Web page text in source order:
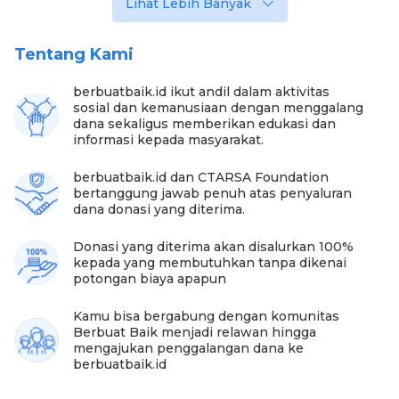
Starlink (internet satelit), printer, tinta, dan
transportasi.
All in One Lenovo untuk literasi digital.
Bantuan donasi ini sebenarnya ditujukkan untuk
SMPN Oemaman di Timor Tengah Selatan, yang
donasinya diputuskan dialihkan karena pihak
Lihat Lebih Banyak
Tentang Kami
berbuatbaik.id ikut andil dalam aktivitas
sosial dan kemanusiaan dengan menggalang
dana sekaligus memberikan edukasi dan
informasi kepada masyarakat.
berbuatbaik.id dan CTARSA Foundation
bertanggung jawab penuh atas penyaluran
dana donasi yang diterima.
Donasi yang diterima akan disalurkan 100%
kepada yang membutuhkan tanpa dikenai
potongan biaya apapun
Kamu bisa bergabung dengan komunitas
Berbuat Baik menjadi relawan hingga
mengajukan penggalangan dana ke
berbuatbaik.id